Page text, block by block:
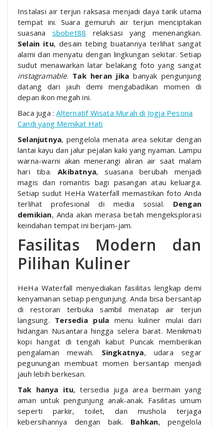
Instalasi air terjun raksasa menjadi daya tarik utama
tempat ini. Suara gemuruh air terjun menciptakan
suasana sbobet88 relaksasi yang menenangkan.
Selain itu, desain tebing buatannya terlihat sangat
alami dan menyatu dengan lingkungan sekitar. Setiap
sudut menawarkan latar belakang foto yang sangat
instagramable. Tak heran jika banyak pengunjung
datang dari jauh demi mengabadikan momen di
depan ikon megah ini.
Baca juga :Alternatif Wisata Murah di Jogja Pesona
Candi yang Memikat Hati
Selanjutnya, pengelola menata area sekitar dengan
lantai kayu dan jalur pejalan kaki yang nyaman. Lampu
warna-warni akan menerangi aliran air saat malam
hari tiba.Akibatnya, suasana berubah menjadi
magis dan romantis bagi pasangan atau keluarga.
Setiap sudut HeHa Waterfall memastikan foto Anda
terlihat profesional di media sosial. Dengan
demikian, Anda akan merasa betah mengeksplorasi
keindahan tempat ini berjam-jam.
Fasilitas Modern dan
Pilihan Kuliner
HeHa Waterfall menyediakan fasilitas lengkap demi
kenyamanan setiap pengunjung. Anda bisa bersantap
di restoran terbuka sambil menatap air terjun
langsung. Tersedia pula menu kuliner mulai dari
hidangan Nusantara hingga selera barat. Menikmati
kopi hangat di tengah kabut Puncak memberikan
pengalaman mewah. Singkatnya, udara segar
pegunungan membuat momen bersantap menjadi
jauh lebih berkesan.
Tak hanya itu, tersedia juga area bermain yang
aman untuk pengunjung anak-anak. Fasilitas umum
seperti parkir, toilet, dan mushola terjaga
kebersihannya dengan baik. Bahkan, pengelola